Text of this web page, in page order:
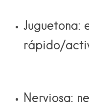
Juguetona:
rápido/
Nerviosa: